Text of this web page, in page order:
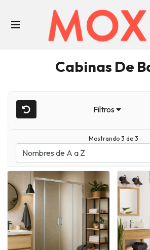
Cabinas De
Filtros
Mostrando 3 de 3